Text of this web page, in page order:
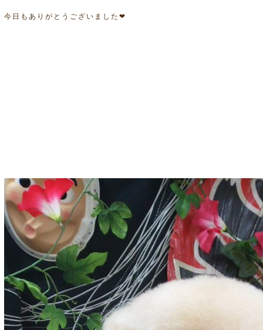
今日もありがとうございました❤